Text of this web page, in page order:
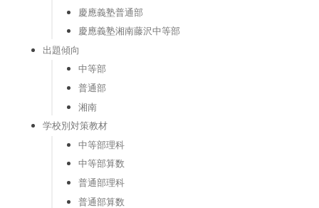
慶應義塾普通部
慶應義塾湘南藤沢中等部
出題傾向
中等部
普通部
湘南
学校別対策教材
中等部理科
中等部算数
普通部理科
普通部算数